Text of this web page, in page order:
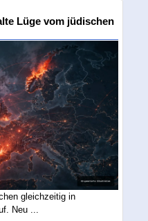
Lüge vom jüdischen
gleichzeitig in
Neu ...